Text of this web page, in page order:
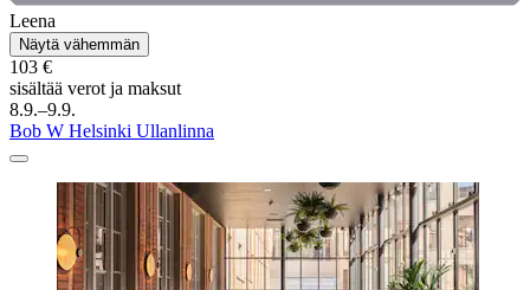
Leena
Näytä vähemmän
103 €
sisältää verot ja maksut
8.9.–9.9.
Bob W Helsinki Ullanlinna